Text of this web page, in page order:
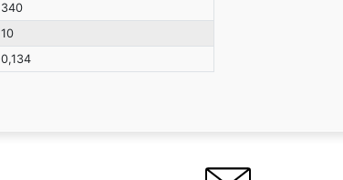
340
10
0,134